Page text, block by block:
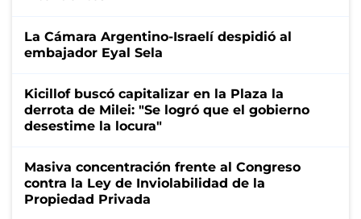
La Cámara Argentino-Israelí despidió al
embajador Eyal Sela
Kicillof buscó capitalizar en la Plaza la
derrota de Milei: "Se logró que el gobierno
desestime la locura"
Masiva concentración frente al Congreso
contra la Ley de Inviolabilidad de la
Propiedad Privada